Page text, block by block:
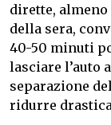
dirette,
della sera,
40-50 minuti
lasciare l’auto
separazione
ridurre